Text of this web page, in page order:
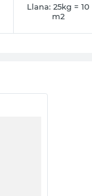
Llana: 25kg = 10
m2